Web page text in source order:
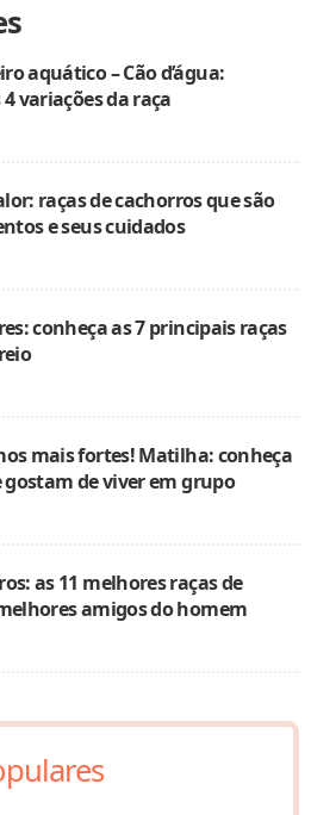
aquático – Cão d’água:
variações da raça
raças de cachorros que são
e seus cuidados
conheça as 7 principais raças
mais fortes! Matilha: conheça
gostam de viver em grupo
as 11 melhores raças de
amigos do homem